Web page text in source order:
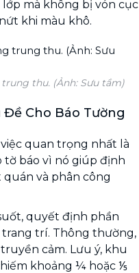
mà không bị vón cục
khi màu khô.
thu. (Ảnh: Sưu tầm)
Đề Cho Báo Tường
quan trọng nhất là
tờ báo vì nó giúp định
quán và phân công
quyết định phần
trang trí. Thông thường,
cảm. Lưu ý, khu
khoảng ¼ hoặc ⅕